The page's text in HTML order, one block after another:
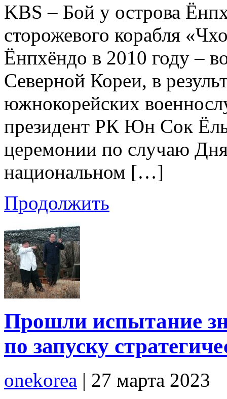
KBS – Бой у острова
сторожевого корабля
Ёнпхёндо в 2010 году –
Северной Кореи, в
южнокорейских
президент РК Юн Сок
церемонии по случаю
национальном […]
Продолжить
Прошли испытание
по запуску
onekorea | 27 марта 2023